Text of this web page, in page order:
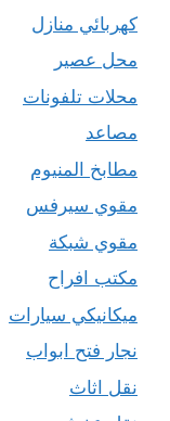
كهربائي منازل
محل عصير
محلات تلفونات
مصاعد
مطابخ المنيوم
مقوي سيرفس
مقوي شبكة
مكتب افراح
ميكانيكي سيارات
نجار فتح ابواب
نقل اثاث